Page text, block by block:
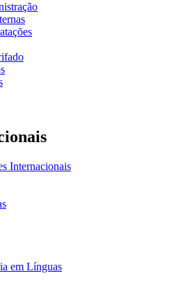
Internacionais
em Línguas